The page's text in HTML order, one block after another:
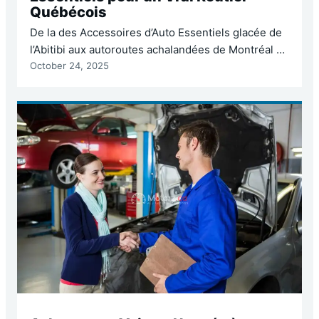
Québécois
De la des Accessoires d’Auto Essentiels glacée de
l’Abitibi aux autoroutes achalandées de Montréal et
aux routes sinueuses de la Gaspésie, le Québec
pas d’équivalent. Être un routier québécois ne
signifie pas seulement conduire; c’est aussi être
prêt à affronter des hivers rigoureux, des pannes
inattendues et…
October 24, 2025